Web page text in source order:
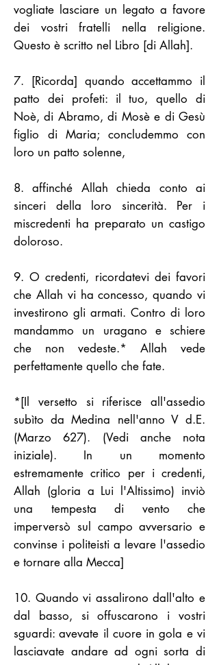
vogliate lasciare un legato a favore
dei vostri fratelli nella religione.
Questo è scritto nel Libro [di Allah].
7. [Ricorda] quando accettammo il
patto dei profeti: il tuo, quello di
Noè, di Abramo, di Mosè e di Gesù
figlio di Maria; concludemmo con
loro un patto solenne,
8. affinché Allah chieda conto ai
sinceri della loro sincerità. Per i
miscredenti ha preparato un castigo
doloroso.
9. O credenti, ricordatevi dei favori
che Allah vi ha concesso, quando vi
investirono gli armati. Contro di loro
mandammo un uragano e schiere
che non vedeste.* Allah vede
perfettamente quello che fate.
*[Il versetto si riferisce all'assedio
subìto da Medina nell'anno V d.E.
(Marzo 627). (Vedi anche nota
iniziale). In un momento
estremamente critico per i credenti,
Allah (gloria a Lui l'Altissimo) inviò
una tempesta di vento che
imperversò sul campo avversario e
convinse i politeisti a levare l'assedio
e tornare alla Mecca]
10. Quando vi assalirono dall'alto e
dal basso, si offuscarono i vostri
sguardi: avevate il cuore in gola e vi
lasciavate andare ad ogni sorta di